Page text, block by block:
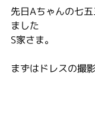
先日Aちゃんの七
ました
S家さま。
まずはドレスの撮影